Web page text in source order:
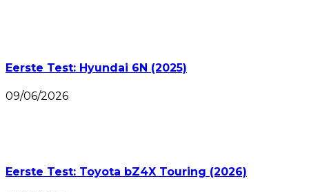
Eerste Test: Hyundai 6N (2025)
09/06/2026
Eerste Test: Toyota bZ4X Touring (2026)